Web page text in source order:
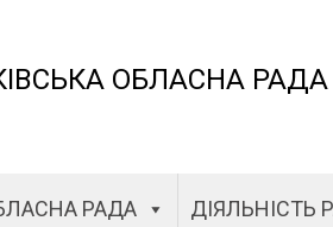
ОБЛАСНА РАДА
РАДА ДІЯЛЬНІСТЬ